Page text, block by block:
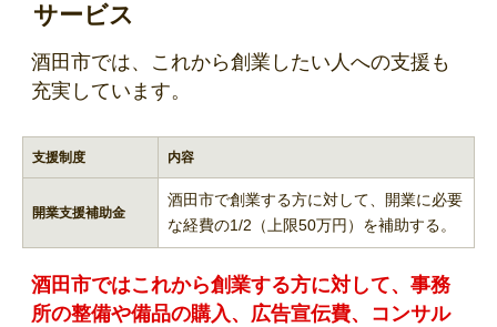
サービス
酒田市では、これから創業したい人への支援も
充実しています。
支援制度 内容
開業支援補助金
酒田市で創業する方に対して、開業に必要
な経費の1/2（上限50万円）を補助する。
酒田市ではこれから創業する方に対して、事務
所の整備や備品の購入、広告宣伝費、コンサル